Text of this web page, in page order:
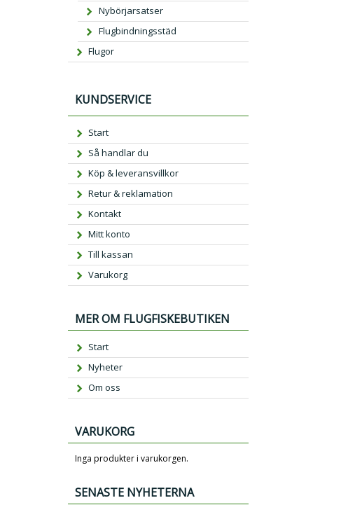
Nybörjarsatser
Flugbindningsstäd
Flugor
KUNDSERVICE
Start
Så handlar du
Köp & leveransvillkor
Retur & reklamation
Kontakt
Mitt konto
Till kassan
Varukorg
MER OM FLUGFISKEBUTIKEN
Start
Nyheter
Om oss
VARUKORG
Inga produkter i varukorgen.
SENASTE NYHETERNA